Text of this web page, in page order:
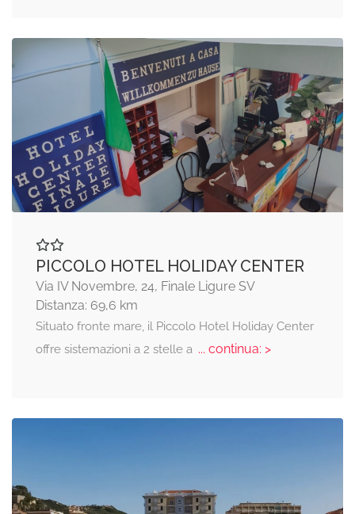
PICCOLO HOTEL HOLIDAY CENTER
Via IV Novembre, 24, Finale Ligure SV
Distanza: 69,6 km
Situato fronte mare, il Piccolo Hotel Holiday Center
offre sistemazioni a 2 stelle a... continua: >